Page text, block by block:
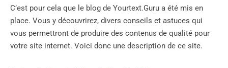
C’est pour cela que le blog de Yourtext.Guru a été mis en
place. Vous y découvrirez, divers conseils et astuces qui
vous permettront de produire des contenus de qualité pour
votre site internet. Voici donc une description de ce site.